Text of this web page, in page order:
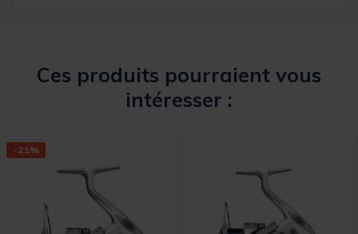
Ces produits pourraient vous
intéresser :
-21%